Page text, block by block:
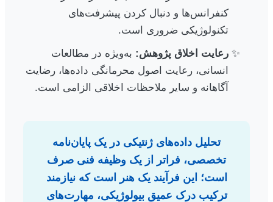
کنفرانس‌ها و دنبال کردن پیشرفت‌های
تکنولوژیکی ضروری است.
رعایت اخلاق پژوهش: به‌ویژه در مطالعات
انسانی، رعایت اصول محرمانگی داده‌ها، رضایت
آگاهانه و سایر ملاحظات اخلاقی الزامی است.
تحلیل داده‌های ژنتیکی در یک پایان‌نامه
تخصصی، فراتر از یک وظیفه فنی صرف
است؛ این فرآیند یک هنر است که نیازمند
ترکیب درک عمیق بیولوژیکی، مهارت‌های